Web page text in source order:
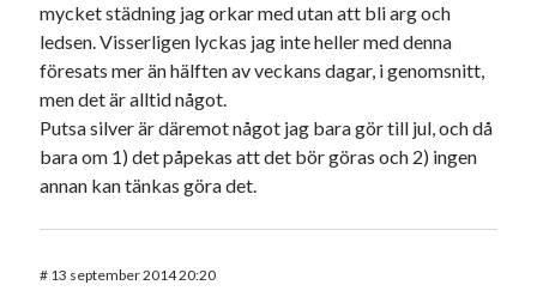
mycket städning jag orkar med utan att bli arg och
ledsen. Visserligen lyckas jag inte heller med denna
föresats mer än hälften av veckans dagar, i genomsnitt,
men det är alltid något.
Putsa silver är däremot något jag bara gör till jul, och då
bara om 1) det påpekas att det bör göras och 2) ingen
annan kan tänkas göra det.
# 13 september 2014 20:20